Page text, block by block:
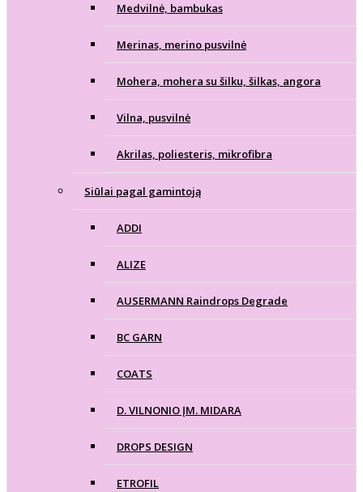
Medvilnė, bambukas
Merinas, merino pusvilnė
Mohera, mohera su šilku, šilkas, angora
Vilna, pusvilnė
Akrilas, poliesteris, mikrofibra
Siūlai pagal gamintoją
ADDI
ALIZE
AUSERMANN Raindrops Degrade
BC GARN
COATS
D. VILNONIO ĮM. MIDARA
DROPS DESIGN
ETROFIL